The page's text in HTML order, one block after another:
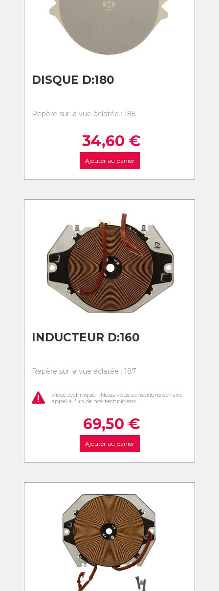
DISQUE D:180
Repère sur la vue éclatée : 185
34,60 €
Ajouter au panier
INDUCTEUR D:160
Repère sur la vue éclatée : 187
Pièce technique - Nous vous conseillons de faire
appel à l'un de nos techniciens
69,50 €
Ajouter au panier